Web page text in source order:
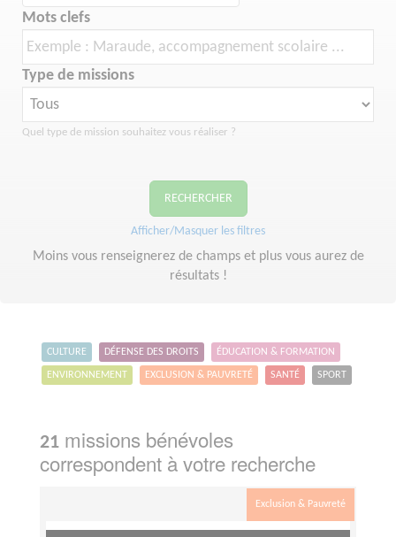
Mots clefs
Type de missions
Quel type de mission souhaitez vous réaliser ?
RECHERCHER
Afficher/Masquer les filtres
Moins vous renseignerez de champs et plus vous aurez de
résultats !
CULTURE DÉFENSE DES DROITS ÉDUCATION & FORMATION
ENVIRONNEMENT EXCLUSION & PAUVRETÉ SANTÉ SPORT
21 missions bénévoles
correspondent à votre recherche
Exclusion & Pauvreté